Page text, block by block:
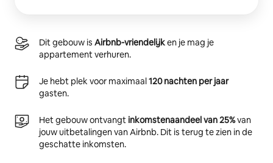
Dit gebouw is Airbnb-vriendelijken je mag je
appartement verhuren.
Je hebt plek voor maximaal120 nachten per jaar
gasten.
Het gebouw ontvangtinkomstenaandeel van 25%van
jouw uitbetalingen van Airbnb. Dit is terug te zien in de
geschatte inkomsten.